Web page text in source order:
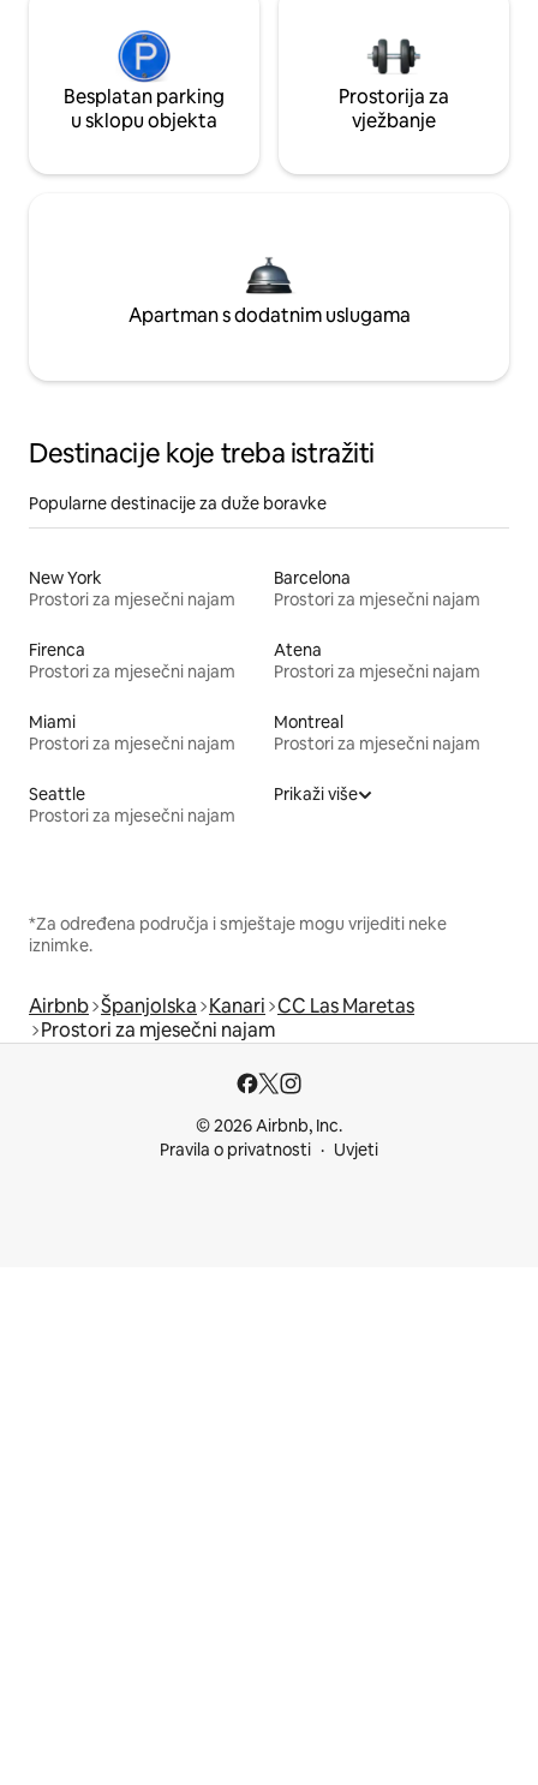
Besplatan parking
u sklopu objekta
Prostorija za
vježbanje
Apartman s dodatnim uslugama
Destinacije koje treba istražiti
Popularne destinacije za duže boravke
New York
Prostori za mjesečni najam
Barcelona
Prostori za mjesečni najam
Firenca
Prostori za mjesečni najam
Atena
Prostori za mjesečni najam
Miami
Prostori za mjesečni najam
Montreal
Prostori za mjesečni najam
Seattle
Prostori za mjesečni najam
Prikaži više
*Za određena područja i smještaje mogu vrijediti neke
iznimke.
Airbnb Španjolska Kanari CC Las Maretas
Prostori za mjesečni najam
© 2026 Airbnb, Inc.
Pravila o privatnosti
Uvjeti